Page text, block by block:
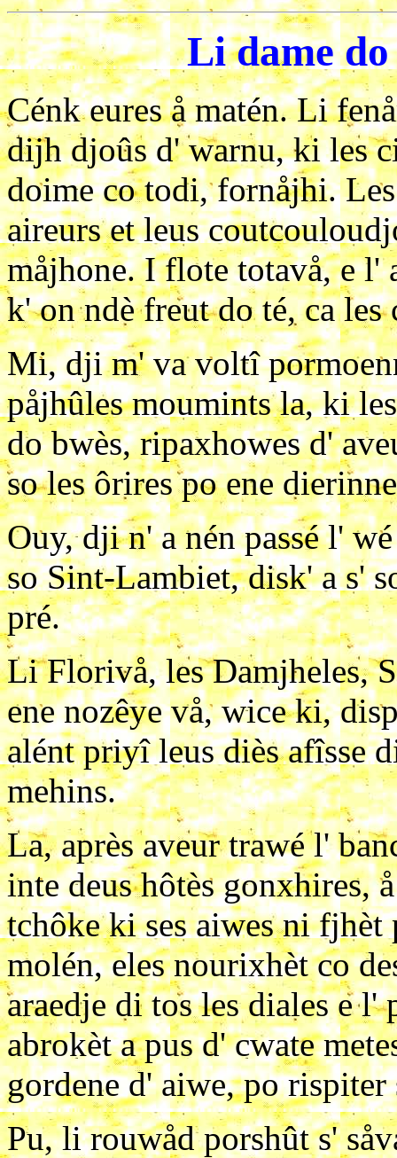
Li dame do
Cénk eures å matén. Li
dijh djoûs d' warnu, ki les
doime co todi, fornåjhi.
aireurs et leus
måjhone. I flote totavå, e l'
k' on ndè freut do té, ca les
Mi, dji m' va voltî
påjhûles moumints la, ki
do bwès, ripaxhowes d'
so les ôrires po ene
Ouy, dji n' a nén passé l'
so Sint-Lambiet, disk' a s'
pré.
Li Florivå, les Damjheles,
ene nozêye vå, wice ki,
alént priyî leus diès afîsse
mehins.
La, après aveur trawé l'
inte deus hôtès gonxhires,
tchôke ki ses aiwes ni
molén, eles nourixhèt co
araedje di tos les diales e
abrokèt a pus d' cwate
gordene d' aiwe, po rispiter
Pu, li rouwåd porshût s'